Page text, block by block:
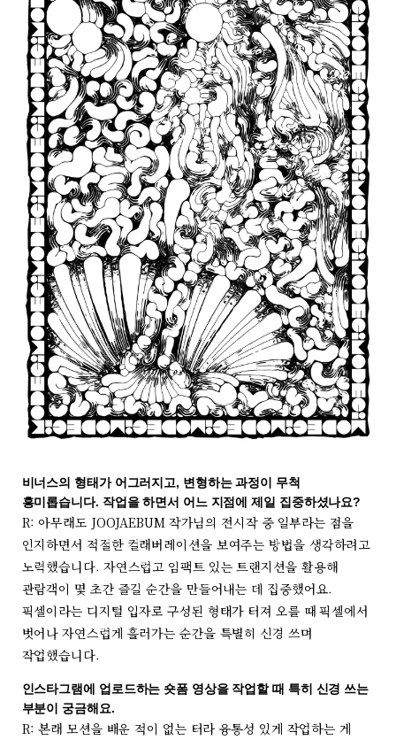
비너스의 형태가 어그러지고, 변형하는 과정이 무척
흥미롭습니다. 작업을 하면서 어느 지점에 제일 집중하셨나요?
R: 아무래도 JOOJAEBUM 작가님의 전시작 중 일부라는 점을
인지하면서 적절한 컬래버레이션을 보여주는 방법을 생각하려고
노력했습니다. 자연스럽고 임팩트 있는 트랜지션을 활용해
관람객이 몇 초간 즐길 순간을 만들어내는 데 집중했어요.
픽셀이라는 디지털 입자로 구성된 형태가 터져 오를 때 픽셀에서
벗어나 자연스럽게 흘러가는 순간을 특별히 신경 쓰며
작업했습니다.
인스타그램에 업로드하는 숏폼 영상을 작업할 때 특히 신경 쓰는
부분이 궁금해요.
R: 본래 모션을 배운 적이 없는 터라 융통성 있게 작업하는 게